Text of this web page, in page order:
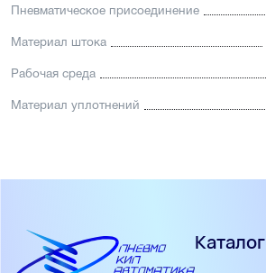
Пневматическое присоединение
Материал штока
Рабочая среда
Материал уплотнений
Каталог